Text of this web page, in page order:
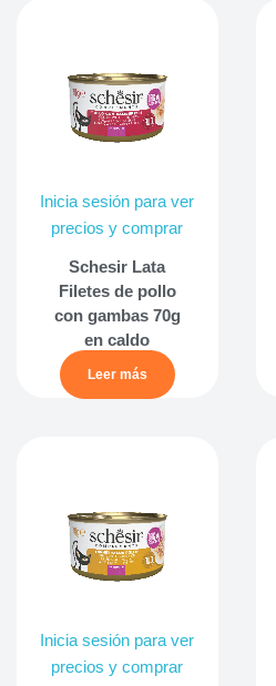
Inicia sesión para ver
precios y comprar
Schesir Lata
Filetes de pollo
con gambas 70g
en caldo
Leer más
Inicia sesión para ver
precios y comprar